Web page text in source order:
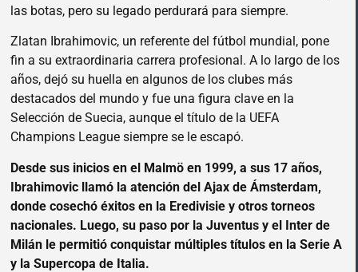
las botas, pero su legado perdurará para siempre.
Zlatan Ibrahimovic, un referente del fútbol mundial, pone
fin a su extraordinaria carrera profesional. A lo largo de los
años, dejó su huella en algunos de los clubes más
destacados del mundo y fue una figura clave en la
Selección de Suecia, aunque el título de la UEFA
Champions League siempre se le escapó.
Desde sus inicios en el Malmö en 1999, a sus 17 años,
Ibrahimovic llamó la atención del Ajax de Ámsterdam,
donde cosechó éxitos en la Eredivisie y otros torneos
nacionales. Luego, su paso por la Juventus y el Inter de
Milán le permitió conquistar múltiples títulos en la Serie A
y la Supercopa de Italia.